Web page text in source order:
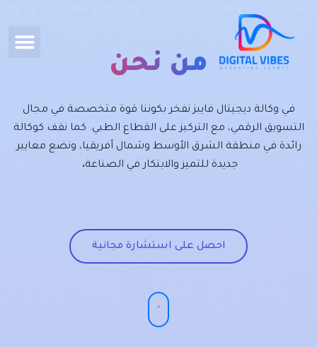
من نحن
في وكالة ديجيتال فايبز نفخر بكوننا قوة متخصصة في مجال
التسويق الرقمي، مع التركيز على القطاع الطبي. كما نقف كوكالة
رائدة في منطقة الشرق الأوسط وشمال أفريقيا، ونضع معايير
جديدة للتميز والابتكار في الصناعة.
احصل على استشارة مجانية